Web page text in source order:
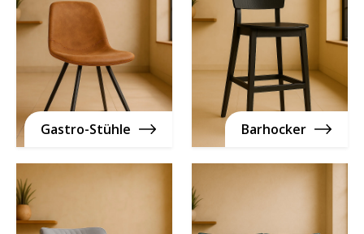
Gastro-Stühle Barhocker